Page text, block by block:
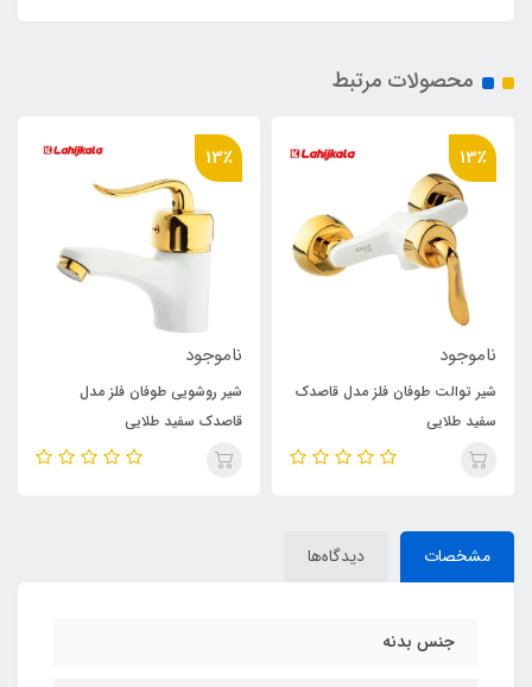
محصولات مرتبط
13٪
ناموجود
شیر توالت طوفان فلز مدل قاصدک
سفید طلایی
13٪
ناموجود
شیر روشویی طوفان فلز مدل
قاصدک سفید طلایی
مشخصات دیدگاه‌ها
جنس بدنه